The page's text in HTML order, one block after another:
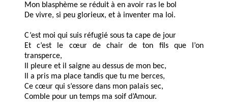
Mon blasphème se réduit à en avoir ras le bol
De vivre, si peu glorieux, et à inventer ma loi.
C’est moi qui suis réfugié sous ta cape de jour
Et c’est le cœur de chair de ton fils que l’on
transperce,
Il pleure et il saigne au dessus de mon bec,
Il a pris ma place tandis que tu me berces,
Ce cœur qui s’essore dans mon palais sec,
Comble pour un temps ma soif d’Amour.